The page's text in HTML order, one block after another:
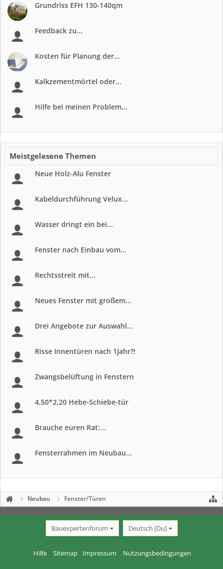
Grundriss EFH 130-140qm
Feedback zu...
Kosten für Planung der...
Kalkzementmörtel oder...
Hilfe bei meinen Problem...
Meistgelesene Themen
Neue Holz-Alu Fenster
Kabeldurchführung Velux...
Wasser dringt ein bei...
Fenster nach Einbau vom...
Rechtsstreit mit...
Neues Fenster mit großem...
Drei Angebote zur Auswahl...
Risse Innentüren nach 1Jahr?!
Zwangsbelüftung in Fenstern
4,50*2,20 Hebe-Schiebe-tür
Brauche euren Rat:...
Fensterrahmen im Neubau...
Neubau Fenster/Türen
Bauexpertenforum Deutsch [Du]
Hilfe Sitemap Impressum Nutzungsbedingungen